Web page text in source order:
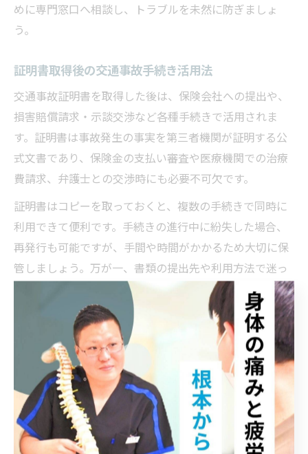
めに専門窓口へ相談し、トラブルを未然に防ぎましょ
う。
証明書取得後の交通事故手続き活用法
交通事故証明書を取得した後は、保険会社への提出や、
損害賠償請求・示談交渉など各種手続きで活用されま
す。証明書は事故発生の事実を第三者機関が証明する公
式文書であり、保険金の支払い審査や医療機関での治療
費請求、弁護士との交渉時にも必要不可欠です。
証明書はコピーを取っておくと、複数の手続きで同時に
利用できて便利です。手続きの進行中に紛失した場合、
再発行も可能ですが、手間や時間がかかるため大切に保
管しましょう。万が一、書類の提出先や利用方法で迷っ
た場合は、保険会社や相談窓口に事前に確認を取ること
が安心につながります。
相談窓口を活用した交通事故の安心解
決策